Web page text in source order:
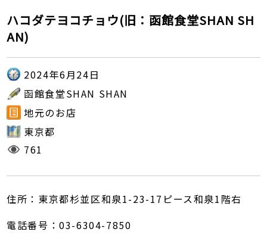
ハコダテヨコチョウ(旧：函館食堂SHAN SH
AN)
2024年6月24日
函館食堂SHAN SHAN
地元のお店
東京都
761
住所：東京都杉並区和泉1-23-17ピース和泉1階右
電話番号：03-6304-7850